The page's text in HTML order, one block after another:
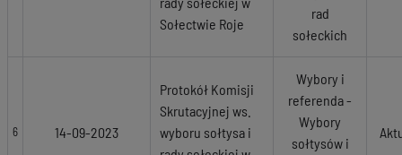
Sołectwie Roje
rad
sołeckich
6 14-09-2023
Protokół Komisji
Skrutacyjnej ws.
wyboru sołtysa i
Wybory i
referenda -
Wybory
sołtysów i